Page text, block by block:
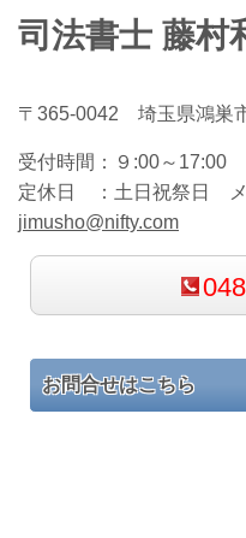
司法書士 藤村
〒365-0042 埼玉県鴻巣
受付時間：
９:00～17:00
定休日 ： 土日祝祭日
jimusho@nifty.com
お問合せはこちら